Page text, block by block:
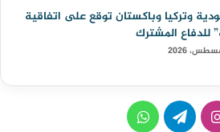
وتركيا وباكستان توقع على اتفاقية
للدفاع المشترك